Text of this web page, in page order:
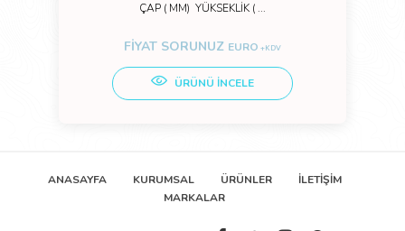
ÇAP ( MM) YÜKSEKLİK ( ...
FİYAT SORUNUZ EURO +KDV
ÜRÜNÜ İNCELE
ANASAYFA KURUMSAL ÜRÜNLER
İLETİŞİM
MARKALAR